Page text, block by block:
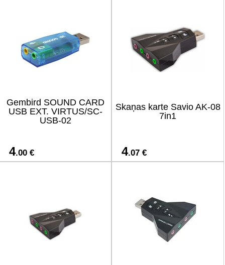
Gembird SOUND CARD
USB EXT. VIRTUS/SC-
USB-02
4.00 €
Skaņas karte Savio AK-08
7in1
4.07 €